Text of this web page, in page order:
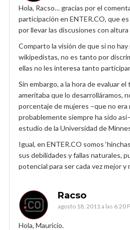
Hola, Racso… gracias por el
participación en ENTER.CO, que
por llevar las discusiones con
Comparto la visión de que si no hay
wikipedistas, no es tanto por
ellas no les interesa tanto
Sin embargo, a la hora de evaluar el
ameritaba que lo desarrolláramos,
porcentaje de mujeres –que no era
probablemente siempre ha sido
estudio de la Universidad de
Igual, en ENTER.CO somos
sus debilidades y fallas naturales,
potencial para ser cada vez mejor y
Racso
agosto 18, 2011 a las 6:20
Hola, Mauricio.